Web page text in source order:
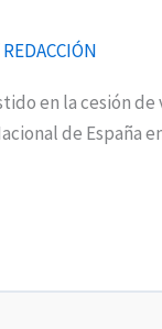
REDACCIÓN
en la cesión
de España